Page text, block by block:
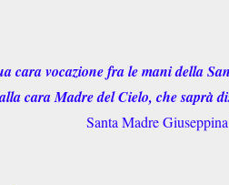
cara vocazione fra le mani della
cara Madre del Cielo, che saprà
Santa Madre